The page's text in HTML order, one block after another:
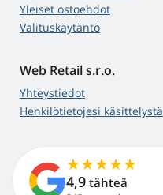
Yleiset ostoehdot
Valituskäytäntö
Web Retail s.r.o.
Yhteystiedot
Henkilötietojesi käsittelystä
4,9 tähteä